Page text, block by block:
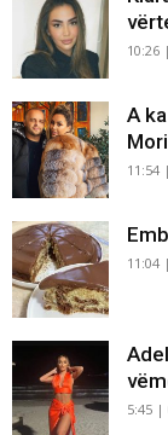
10:26
A
11:54
11:04
5:45 |